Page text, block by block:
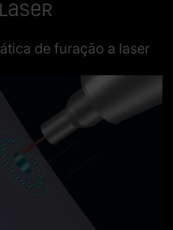
laser
de furação a laser